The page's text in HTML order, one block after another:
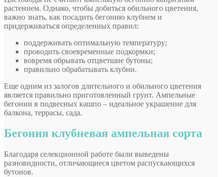
растением. Однако, чтобы добиться обильного цветения,
важно знать, как посадить бегонию клубнем и
придерживаться определенных правил:
поддерживать оптимальную температуру;
проводить своевременные подкормки;
вовремя обрывать отцветшие бутоны;
правильно обрабатывать клубни.
Еще одним из залогов длительного и обильного цветения
является правильно приготовленный грунт. Ампельные
бегонии в подвесных кашпо – идеальное украшение для
балкона, террасы, сада.
Бегония клубневая ампельная сорта
Благодаря селекционной работе были выведены
разновидности, отличающиеся цветом распускающихся
бутонов.